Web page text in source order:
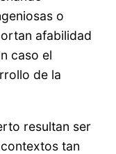
o
afabilidad
caso el
de la
resultan ser
tan